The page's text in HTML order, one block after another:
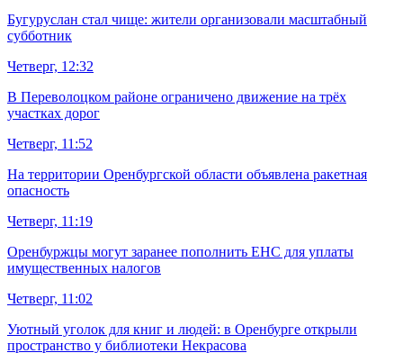
Бугуруслан стал чище: жители организовали масштабный
субботник
Четверг, 12:32
В Переволоцком районе ограничено движение на трёх
участках дорог
Четверг, 11:52
На территории Оренбургской области объявлена ракетная
опасность
Четверг, 11:19
Оренбуржцы могут заранее пополнить ЕНС для уплаты
имущественных налогов
Четверг, 11:02
Уютный уголок для книг и людей: в Оренбурге открыли
пространство у библиотеки Некрасова